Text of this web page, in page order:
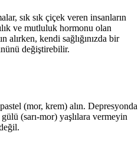
sık sık çiçek veren insanların
ve mutluluk hormonu olan
alırken, kendi sağlığınızda bir
değiştirebilir.
(mor, krem) alın. Depresyonda
(sarı-mor) yaşlılara vermeyin